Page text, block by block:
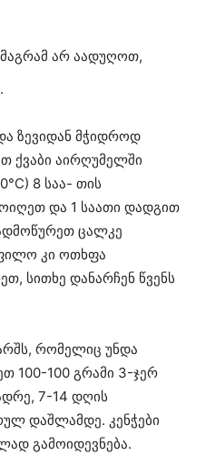
არ აადუღოთ,
ზევიდან მჭიდროდ
ქვაბი აირღუმელში
8 საა- თის
და 1 საათი დადგით
ცალკე
კი ოთხფა
სითხე დანარჩენ წვენს
რომელიც უნდა
100-100 გრამი 3-ჯერ
7-14 დღის
დაშლამდე. კენჭები
გამოიდევნება.